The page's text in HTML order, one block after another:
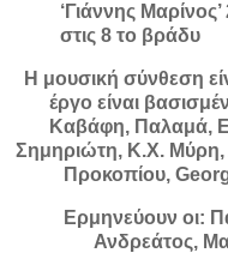
‘Γιάννης
στις 8 το βράδυ
Η μουσική σύνθεση
έργο είναι
Καβάφη, Παλαμά,
Σημηριώτη, Κ.Χ.
Προκοπίου,
Ερμηνεύουν οι:
Ανδρεάτος,